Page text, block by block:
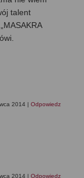
talent
2014 | Odpowiedz
2014 | Odpowiedz